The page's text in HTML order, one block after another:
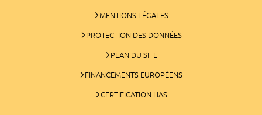
MENTIONS LÉGALES
PROTECTION DES DONNÉES
PLAN DU SITE
FINANCEMENTS EUROPÉENS
CERTIFICATION HAS